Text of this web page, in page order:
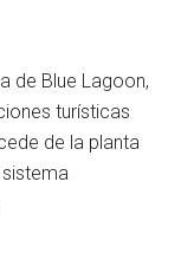
de Blue Lagoon,
turísticas
de la planta